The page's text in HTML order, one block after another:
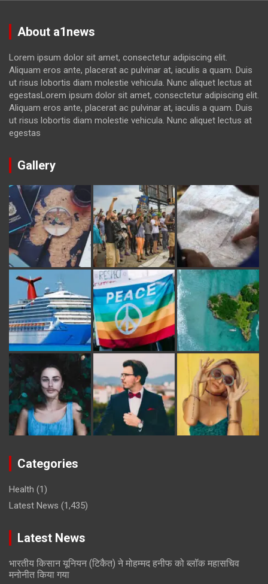
About a1news
Lorem ipsum dolor sit amet, consectetur adipiscing elit.
Aliquam eros ante, placerat ac pulvinar at, iaculis a quam. Duis
ut risus lobortis diam molestie vehicula. Nunc aliquet lectus at
egestasLorem ipsum dolor sit amet, consectetur adipiscing elit.
Aliquam eros ante, placerat ac pulvinar at, iaculis a quam. Duis
ut risus lobortis diam molestie vehicula. Nunc aliquet lectus at
egestas
Gallery
Categories
Health (1)
Latest News (1,435)
Latest News
भारतीय किसान यूनियन (टिकैत) ने मोहम्मद हनीफ को ब्लॉक महासचिव
मनोनीत किया गया